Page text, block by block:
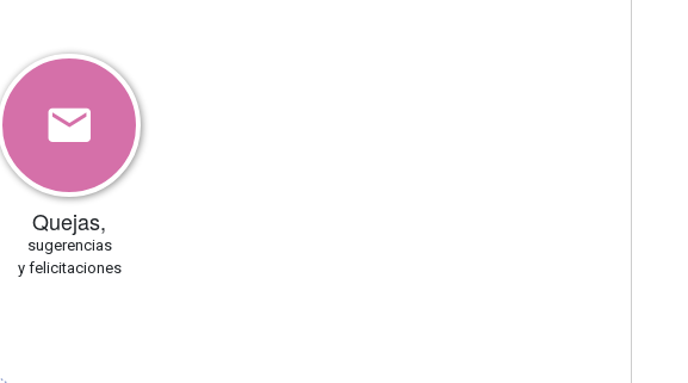
Quejas,
sugerencias
y felicitaciones